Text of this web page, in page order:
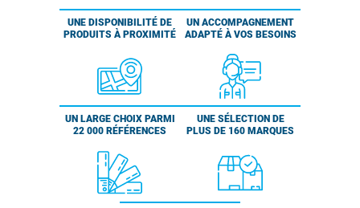
UNE DISPONIBILITÉ DE
PRODUITS À PROXIMITÉ
UN ACCOMPAGNEMENT
ADAPTÉ À VOS BESOINS
UN LARGE CHOIX PARMI
22 000 RÉFÉRENCES
UNE SÉLECTION DE
PLUS DE 160 MARQUES